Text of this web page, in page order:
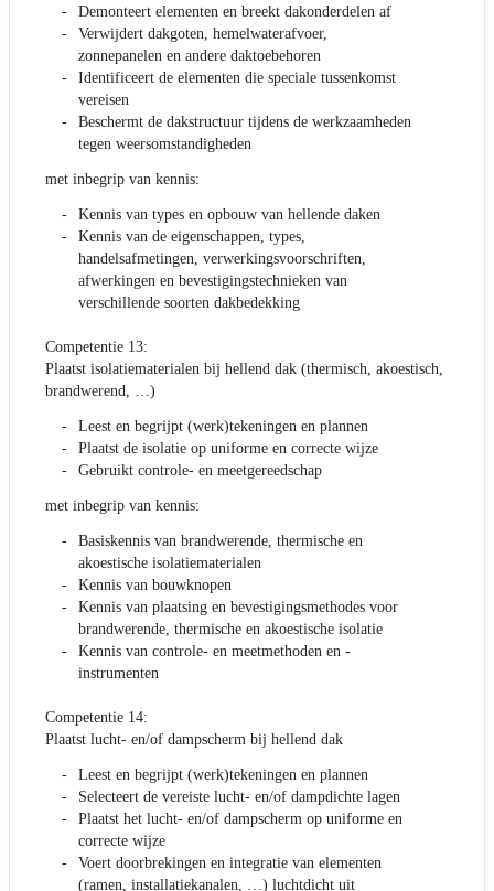
Demonteert elementen en breekt dakonderdelen af
Verwijdert dakgoten, hemelwaterafvoer,
zonnepanelen en andere daktoebehoren
Identificeert de elementen die speciale tussenkomst
vereisen
Beschermt de dakstructuur tijdens de werkzaamheden
tegen weersomstandigheden
met inbegrip van kennis:
Kennis van types en opbouw van hellende daken
Kennis van de eigenschappen, types,
handelsafmetingen, verwerkingsvoorschriften,
afwerkingen en bevestigingstechnieken van
verschillende soorten dakbedekking
Competentie 13:
Plaatst isolatiematerialen bij hellend dak (thermisch, akoestisch,
brandwerend, …)
Leest en begrijpt (werk)tekeningen en plannen
Plaatst de isolatie op uniforme en correcte wijze
Gebruikt controle- en meetgereedschap
met inbegrip van kennis:
Basiskennis van brandwerende, thermische en
akoestische isolatiematerialen
Kennis van bouwknopen
Kennis van plaatsing en bevestigingsmethodes voor
brandwerende, thermische en akoestische isolatie
Kennis van controle- en meetmethoden en -
instrumenten
Competentie 14:
Plaatst lucht- en/of dampscherm bij hellend dak
Leest en begrijpt (werk)tekeningen en plannen
Selecteert de vereiste lucht- en/of dampdichte lagen
Plaatst het lucht- en/of dampscherm op uniforme en
correcte wijze
Voert doorbrekingen en integratie van elementen
(ramen, installatiekanalen, …) luchtdicht uit